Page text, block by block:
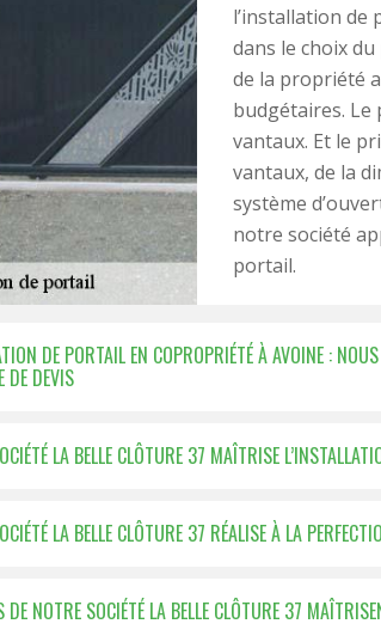
l’installation de
dans le choix
de la propriété
budgétaires. Le
vantaux. Et le
vantaux, de la
système
notre société
portail.
DE PORTAIL EN COPROPRIÉTÉ À AVOINE :
DE DEVIS
LA BELLE CLÔTURE 37 MAÎTRISE
LA BELLE CLÔTURE 37 RÉALISE À LA
DE NOTRE SOCIÉTÉ LA BELLE CLÔTURE 37